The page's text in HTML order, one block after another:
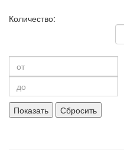
Количество:
Показать
Сбросить